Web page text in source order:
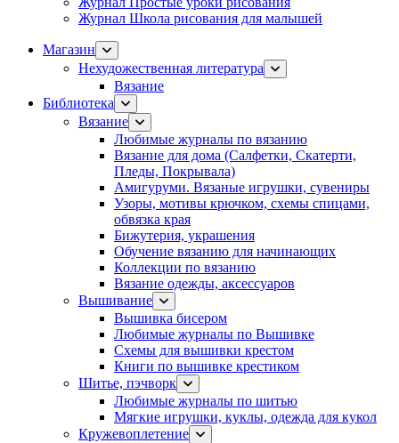
Журнал Школа рисования для малышей
Магазин
Нехудожественная литература
Вязание
Библиотека
Вязание
Любимые журналы по вязанию
Вязание для дома (Салфетки, Скатерти,
Пледы, Покрывала)
Амигуруми. Вязаные игрушки, сувениры
Узоры, мотивы крючком, схемы спицами,
обвязка края
Бижутерия, украшения
Обучение вязанию для начинающих
Коллекции по вязанию
Вязание одежды, аксессуаров
Вышивание
Вышивка бисером
Любимые журналы по Вышивке
Схемы для вышивки крестом
Книги по вышивке крестиком
Шитье, пэчворк
Любимые журналы по шитью
Мягкие игрушки, куклы, одежда для кукол
Кружевоплетение